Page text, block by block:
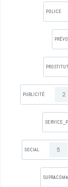
POLICE
PUBLICITÉ 2
SOCIAL 5